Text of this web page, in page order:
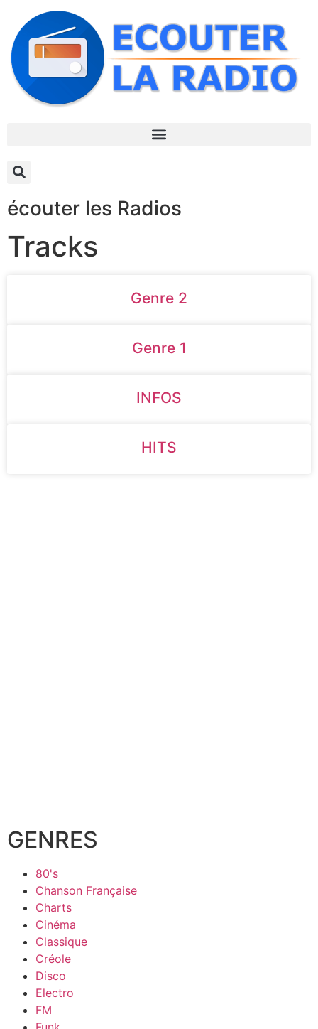
écouter les Radios
Tracks
Genre 2
Genre 1
INFOS
HITS
GENRES
80's
Chanson Française
Charts
Cinéma
Classique
Créole
Disco
Electro
FM